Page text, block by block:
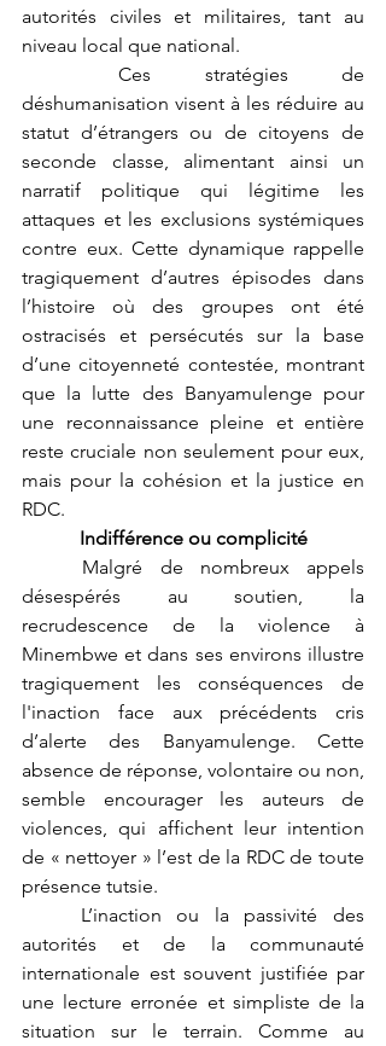
autorités civiles et militaires, tant au
niveau local que national.
	Ces stratégies de
déshumanisation visent à les réduire au
statut d’étrangers ou de citoyens de
seconde classe, alimentant ainsi un
narratif politique qui légitime les
attaques et les exclusions systémiques
contre eux. Cette dynamique rappelle
tragiquement d’autres épisodes dans
l’histoire où des groupes ont été
ostracisés et persécutés sur la base
d’une citoyenneté contestée, montrant
que la lutte des Banyamulenge pour
une reconnaissance pleine et entière
reste cruciale non seulement pour eux,
mais pour la cohésion et la justice en
RDC.
Indifférence ou complicité
désespérés au soutien, la
recrudescence de la violence à
Minembwe et dans ses environs illustre
tragiquement les conséquences de
l'inaction face aux précédents cris
d’alerte des Banyamulenge. Cette
absence de réponse, volontaire ou non,
semble encourager les auteurs de
violences, qui affichent leur intention
de « nettoyer » l’est de la RDC de toute
présence tutsie.
autorités et de la communauté
internationale est souvent justifiée par
une lecture erronée et simpliste de la
situation sur le terrain. Comme au